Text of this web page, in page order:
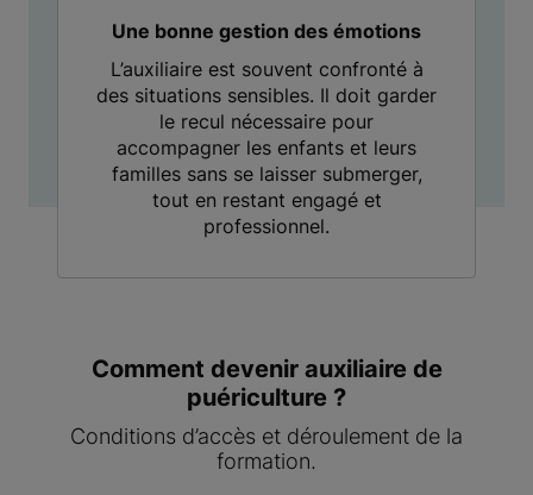
Une bonne gestion des émotions
L’auxiliaire est souvent confronté à
des situations sensibles. Il doit garder
le recul nécessaire pour
accompagner les enfants et leurs
familles sans se laisser submerger,
tout en restant engagé et
professionnel.
Comment devenir auxiliaire de
puériculture ?
Conditions d’accès et déroulement de la
formation.